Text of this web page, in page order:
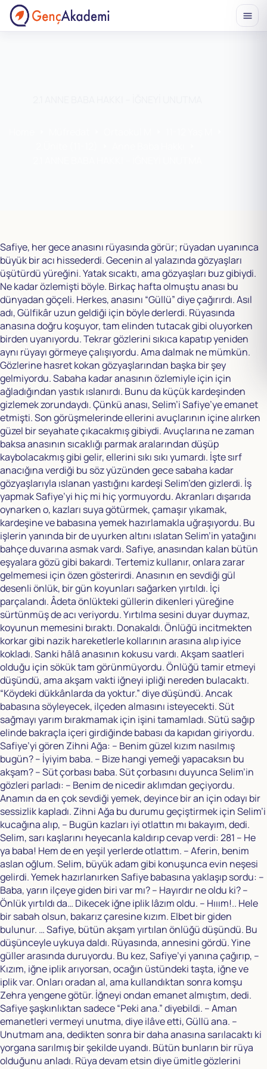
Safiye, her gece anasını rüyasında görür; rüyadan uyanınca
büyük bir acı hissederdi. Gecenin al yalazında gözyaşları
üşütürdü yüreğini. Yatak sıcaktı, ama gözyaşları buz gibiydi.
Ne kadar özlemişti böyle. Birkaç hafta olmuştu anası bu
dünyadan göçeli. Herkes, anasını “Güllü” diye çağırırdı. Asıl
adı, Gülfikâr uzun geldiği için böyle derlerdi. Rüyasında
anasına doğru koşuyor, tam elinden tutacak gibi oluyorken
birden uyanıyordu. Tekrar gözlerini sıkıca kapatıp yeniden
aynı rüyayı görmeye çalışıyordu. Ama dalmak ne mümkün.
Gözlerine hasret kokan gözyaşlarından başka bir şey
gelmiyordu. Sabaha kadar anasının özlemiyle için için
ağladığından yastık ıslanırdı. Bunu da küçük kardeşinden
gizlemek zorundaydı. Çünkü anası, Selim’i Safiye’ye emanet
etmişti. Son görüşmelerinde ellerini avuçlarının içine alırken
güzel bir seyahate çıkacakmış gibiydi. Avuçlarına ne zaman
baksa anasının sıcaklığı parmak aralarından düşüp
kaybolacakmış gibi gelir, ellerini sıkı sıkı yumardı. İşte sırf
anacığına verdiği bu söz yüzünden gece sabaha kadar
gözyaşlarıyla ıslanan yastığını kardeşi Selim’den gizlerdi. İş
yapmak Safiye’yi hiç mi hiç yormuyordu. Akranları dışarıda
oynarken o, kazları suya götürmek, çamaşır yıkamak,
kardeşine ve babasına yemek hazırlamakla uğraşıyordu. Bu
işlerin yanında bir de uyurken altını ıslatan Selim’in yatağını
bahçe duvarına asmak vardı. Safiye, anasından kalan bütün
eşyalara gözü gibi bakardı. Tertemiz kullanır, onlara zarar
gelmemesi için özen gösterirdi. Anasının en sevdiği gül
desenli önlük, bir gün koyunları sağarken yırtıldı. İçi
parçalandı. Âdeta önlükteki güllerin dikenleri yüreğine
sürtünmüş de acı veriyordu. Yırtılma sesini duyar duymaz,
koyunun memesini bıraktı. Donakaldı. Önlüğü incitmekten
korkar gibi nazik hareketlerle kollarının arasına alıp iyice
kokladı. Sanki hâlâ anasının kokusu vardı. Akşam saatleri
olduğu için sökük tam görünmüyordu. Önlüğü tamir etmeyi
düşündü, ama akşam vakti iğneyi ipliği nereden bulacaktı.
“Köydeki dükkânlarda da yoktur.” diye düşündü. Ancak
babasına söyleyecek, ilçeden almasını isteyecekti. Süt
sağmayı yarım bırakmamak için işini tamamladı. Sütü sağıp
elinde bakraçla içeri girdiğinde babası da kapıdan giriyordu.
Safiye’yi gören Zihni Ağa: – Benim güzel kızım nasılmış
bugün? – İyiyim baba. – Bize hangi yemeği yapacaksın bu
akşam? – Süt çorbası baba. Süt çorbasını duyunca Selim’in
gözleri parladı: – Benim de nicedir aklımdan geçiyordu.
Anamın da en çok sevdiği yemek, deyince bir an için odayı bir
sessizlik kapladı. Zihni Ağa bu durumu geçiştirmek için Selim’i
kucağına alıp, – Bugün kazları iyi otlattın mı bakayım, dedi.
Selim, sarı kaşlarını heyecanla kaldırıp cevap verdi: 281 – He
ya baba! Hem de en yeşil yerlerde otlattım. – Aferin, benim
aslan oğlum. Selim, büyük adam gibi konuşunca evin neşesi
gelirdi. Yemek hazırlanırken Safiye babasına yaklaşıp sordu: –
Baba, yarın ilçeye giden biri var mı? – Hayırdır ne oldu ki? –
Önlük yırtıldı da… Dikecek iğne iplik lâzım oldu. – Hııım!.. Hele
bir sabah olsun, bakarız çaresine kızım. Elbet bir giden
bulunur. … Safiye, bütün akşam yırtılan önlüğü düşündü. Bu
düşünceyle uykuya daldı. Rüyasında, annesini gördü. Yine
güller arasında duruyordu. Bu kez, Safiye’yi yanına çağırıp, –
Kızım, iğne iplik arıyorsan, ocağın üstündeki taşta, iğne ve
iplik var. Onları oradan al, ama kullandıktan sonra komşu
Zehra yengene götür. İğneyi ondan emanet almıştım, dedi.
Safiye şaşkınlıktan sadece “Peki ana.” diyebildi. – Aman
emanetleri vermeyi unutma, diye ilâve etti, Güllü ana. –
Unutmam ana, dedikten sonra bir daha anasına sarılacaktı ki
yorgana sarılmış bir şekilde uyandı. Bütün bunların bir rüya
olduğunu anladı. Rüya devam etsin diye ümitle gözlerini